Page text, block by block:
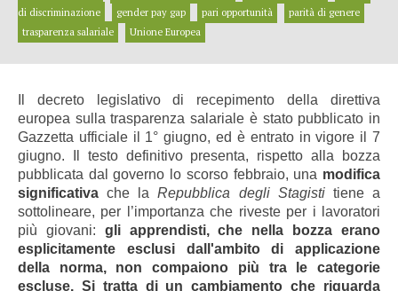
di discriminazione
gender pay gap pari opportunità
parità di genere
trasparenza salariale
Unione Europea
Il decreto legislativo di recepimento della direttiva
europea sulla trasparenza salariale è stato pubblicato in
Gazzetta ufficiale il 1° giugno, ed è entrato in vigore il 7
giugno. Il testo definitivo presenta, rispetto alla bozza
pubblicata dal governo lo scorso febbraio, una modifica
significativa che laRepubblica degli Stagistitiene a
sottolineare, per l’importanza che riveste per i lavoratori
più giovani: gli apprendisti, che nella bozza erano
esplicitamente esclusi dall'ambito di applicazione
della norma, non compaiono più tra le categorie
escluse. Si tratta di un cambiamento che riguarda